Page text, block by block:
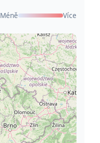
Méně Více